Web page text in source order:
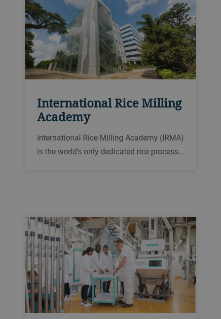
International Rice Milling
Academy
International Rice Milling Academy (IRMA)
is the world’s only dedicated rice process…